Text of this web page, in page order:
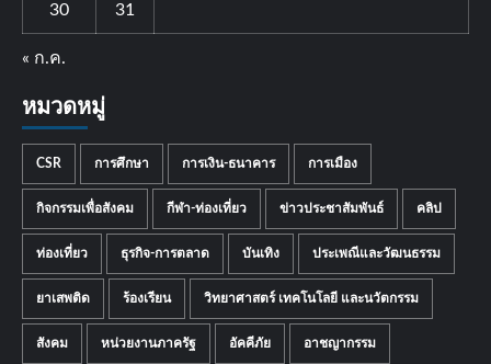
30 31
« ก.ค.
หมวดหมู่
CSR การศึกษา การเงิน-ธนาคาร การเมือง
กิจกรรมเพื่อสังคม กีฬา-ท่องเที่ยว ข่าวประชาสัมพันธ์ คลิป
ท่องเที่ยว ธุรกิจ-การตลาด บันเทิง ประเพณีและวัฒนธรรม
ยาเสพติด ร้องเรียน วิทยาศาสตร์ เทคโนโลยี และนวัตกรรม
สังคม หน่วยงานภาครัฐ อัคคีภัย อาชญากรรม